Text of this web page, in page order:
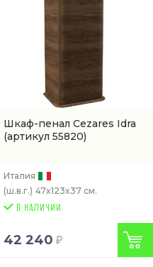
Шкаф-пенал Cezares Idra
(артикул 55820)
Италия
(ш.в.г.) 47x123x37 см.
42 240